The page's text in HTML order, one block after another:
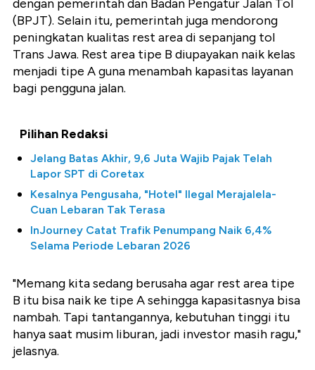
dengan pemerintah dan Badan Pengatur Jalan Tol
(BPJT). Selain itu, pemerintah juga mendorong
peningkatan kualitas rest area di sepanjang tol
Trans Jawa. Rest area tipe B diupayakan naik kelas
menjadi tipe A guna menambah kapasitas layanan
bagi pengguna jalan.
Pilihan Redaksi
Jelang Batas Akhir, 9,6 Juta Wajib Pajak Telah
Lapor SPT di Coretax
Kesalnya Pengusaha, "Hotel" Ilegal Merajalela-
Cuan Lebaran Tak Terasa
InJourney Catat Trafik Penumpang Naik 6,4%
Selama Periode Lebaran 2026
"Memang kita sedang berusaha agar rest area tipe
B itu bisa naik ke tipe A sehingga kapasitasnya bisa
nambah. Tapi tantangannya, kebutuhan tinggi itu
hanya saat musim liburan, jadi investor masih ragu,"
jelasnya.